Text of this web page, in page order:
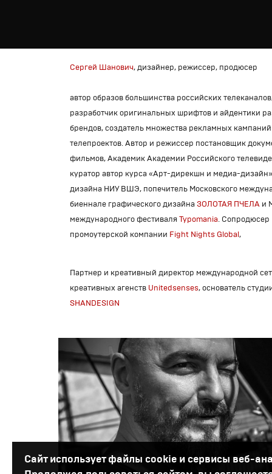
Сергей Шанович, дизайнер, режиссер, продюсер
автор образов большинства российских
разработчик оригинальных шрифтов и айдентики
брендов, создатель множества рекламных
телепроектов. Автор и режиссер постановщик
фильмов, Академик Академии Российского
куратор автор курса «Арт-дирекшн и медиа-
дизайна НИУ ВШЭ, попечитель Московского
биеннале графического дизайнаЗОЛОТАЯ ПЧЕЛА и
международного фестиваля Typomania. Сопродюсер
промоутерской компании Fight Nights Global,
Партнер и креативный директор международной
креативных агенств Unitedsenses, основатель
SHANDESIGN
Сайт использует файлы cookie и сервисы веб-